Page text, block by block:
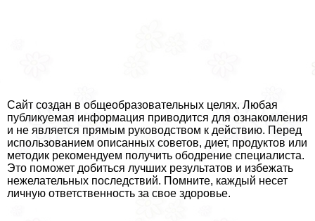
Сайт создан в общеобразовательных целях. Любая
публикуемая информация приводится для ознакомления
и не является прямым руководством к действию. Перед
использованием описанных советов, диет, продуктов или
методик рекомендуем получить ободрение специалиста.
Это поможет добиться лучших результатов и избежать
нежелательных последствий. Помните, каждый несет
личную ответственность за свое здоровье.